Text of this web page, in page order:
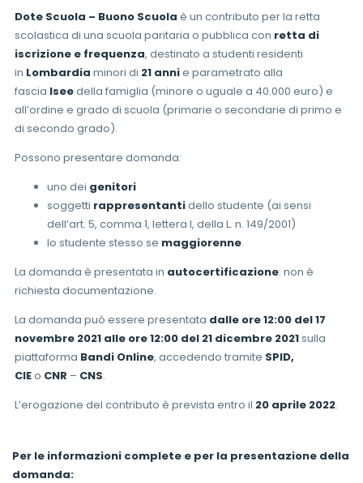
Dote Scuola – Buono Scuola è un contributo per la retta
scolastica di una scuola paritaria o pubblica con retta di
iscrizione e frequenza, destinato a studenti residenti
in Lombardia minori di 21 annie parametrato alla
fascia Iseedella famiglia (minore o uguale a 40.000 euro) e
all’ordine e grado di scuola (primarie o secondarie di primo e
di secondo grado).
Possono presentare domanda:
uno dei genitori
soggetti rappresentantidello studente (ai sensi
dell’art. 5, comma 1, lettera l, della L. n. 149/2001)
lo studente stesso se maggiorenne.
La domanda è presentata in autocertificazione: non è
richiesta documentazione.
La domanda può essere presentata dalle ore 12:00 del 17
novembre 2021 alle ore 12:00 del 21 dicembre 2021sulla
piattaforma Bandi Online, accedendo tramite SPID,
CIEo CNR – CNS.
L’erogazione del contributo è prevista entro il 20 aprile 2022.
Per le informazioni complete e per la presentazione della
domanda: